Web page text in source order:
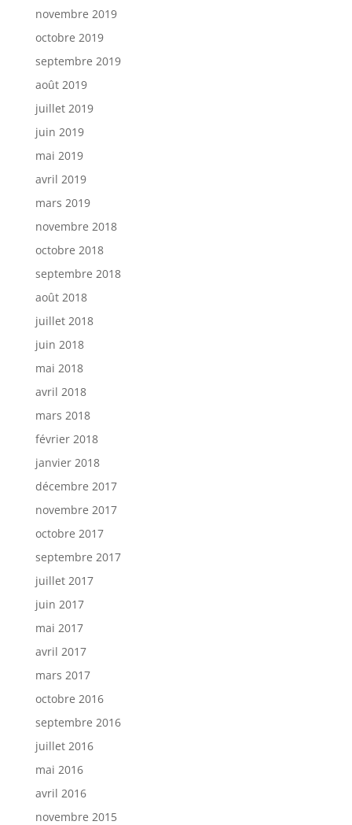
novembre 2019
octobre 2019
septembre 2019
août 2019
juillet 2019
juin 2019
mai 2019
avril 2019
mars 2019
novembre 2018
octobre 2018
septembre 2018
août 2018
juillet 2018
juin 2018
mai 2018
avril 2018
mars 2018
février 2018
janvier 2018
décembre 2017
novembre 2017
octobre 2017
septembre 2017
juillet 2017
juin 2017
mai 2017
avril 2017
mars 2017
octobre 2016
septembre 2016
juillet 2016
mai 2016
avril 2016
novembre 2015